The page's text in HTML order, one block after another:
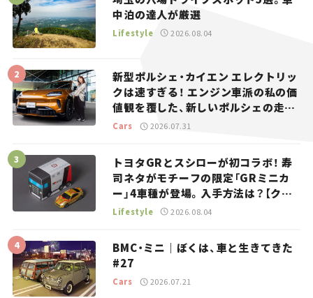
中泊の達人が厳選
Lifestyle 2026.08.04
新型ポルシェ・カイエン エレクトリッ
クは速すぎる！ エンジン車派の私の価
値観を覆した、新しいポルシェの走
り。
Cars 2026.07.31
トヨタGRとスシローが初コラボ！ 寿
司ネタがモチーフの限定「GRミニカ
ー」4車種が登場。入手方法は？【クル
マとホビー】
Lifestyle 2026.08.04
BMC・ミニ｜ぼくは、車と生きてきた
#27
Cars 2026.07.21